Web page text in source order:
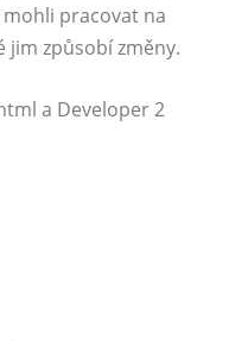
pracovat na
jim způsobí změny.
a Developer 2